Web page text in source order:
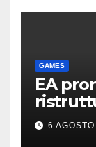
GAMES
EA
alla
6